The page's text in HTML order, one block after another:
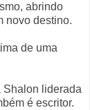
abrindo
novo destino.
de uma
Shalon liderada
é escritor.